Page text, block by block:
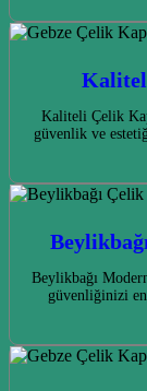
Kaliteli Çelik
güvenlik ve
Beylikbağı
güvenliğinizi en